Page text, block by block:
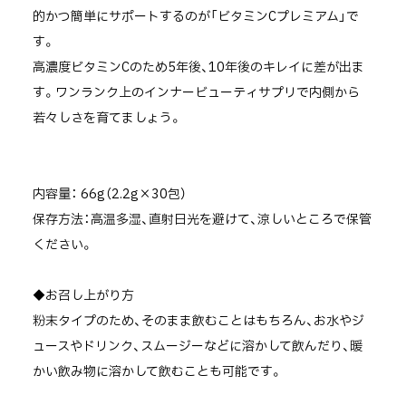
的かつ簡単にサポートするのが「ビタミンCプレミアム」で
す。
高濃度ビタミンCのため5年後、10年後のキレイに差が出ま
す。ワンランク上のインナービューティサプリで内側から
若々しさを育てましょう。
内容量： 66g（2.2g×30包）
保存方法：高温多湿、直射日光を避けて、涼しいところで保管
ください。
◆お召し上がり方
粉末タイプのため、そのまま飲むことはもちろん、お水やジ
ュースやドリンク、スムージーなどに溶かして飲んだり、暖
かい飲み物に溶かして飲むことも可能です。